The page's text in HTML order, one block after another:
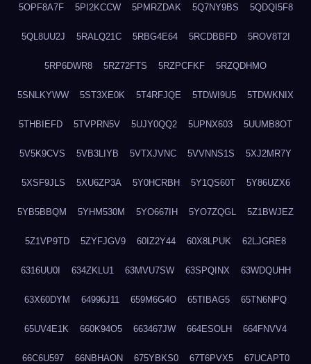
5OPF8A7F 5PI2KCCW 5PMRZDAK 5Q7NY9BS 5QDQI5F8
5QL8UU2J 5RALQ21C 5RBG4E64 5RCDBBFD 5ROV8T2I
5RP6DWR8 5RZ72FTS 5RZPCFKF 5RZQDHMO
5SNLKYWW 5ST3XE0K 5T4RFJQE 5TDWI9U5 5TDWKNIX
5THBIEFD 5TVPRN5V 5UJY0QQ2 5UPNX603 5UUMB8OT
5V5K9CVS 5VB3LIYB 5VTXJVNC 5VVNNS1S 5XJ2MR7Y
5XSF9JLS 5XU6ZP3A 5Y0HCRBH 5Y1QS60T 5Y86UZX6
5YB5BBQM 5YHM530M 5YO667IH 5YO7ZQGL 5Z1BWJEZ
5Z1VP9TD 5ZYFJGV9 60IZ2Y44 60X8LPUK 62LJGRE8
6316UU0I 634ZKLU1 63MVU7SW 63SPQINX 63WDQUHH
63X60DYM 64996J11 659M6G4O 65TIBAG5 65TN6NPQ
65UV4E1K 660K94O5 663467JW 664ESOLH 664FNVV4
66C6U597 66NBHAON 675YBKS0 67T6PVX5 67UCAPT0